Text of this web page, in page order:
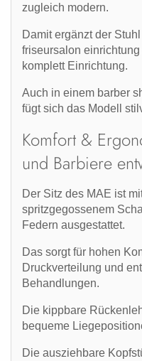
zugleich modern.
Damit ergänzt der
friseursalon einrichtung
komplett Einrichtung.
Auch in einem barber
fügt sich das Modell
Komfort &
und Barbiere
Der Sitz des MAE ist
spritzgegossenem
Federn ausgestattet.
Das sorgt für hohen
Druckverteilung und
Behandlungen.
Die kippbare
bequeme
Die ausziehbare